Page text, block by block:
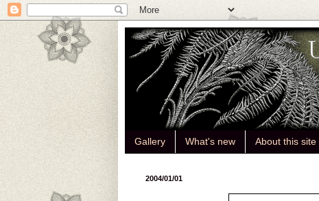
Gallery What's new About this site
2004/01/01